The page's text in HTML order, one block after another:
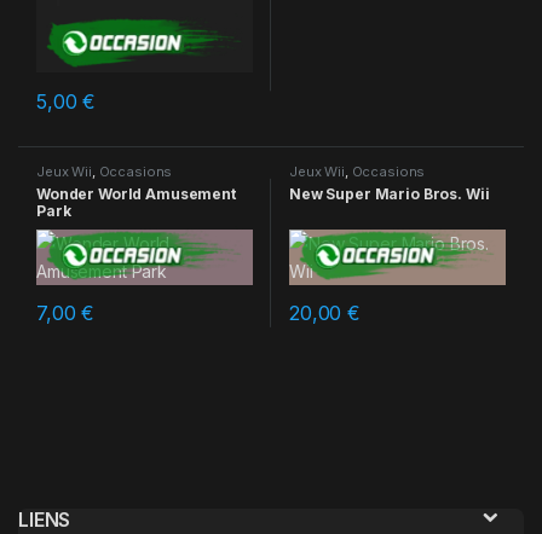
5,00€
Jeux Wii, Occasions
Wonder World Amusement
Park
7,00€
Jeux Wii, Occasions
New Super Mario Bros. Wii
20,00€
LIENS